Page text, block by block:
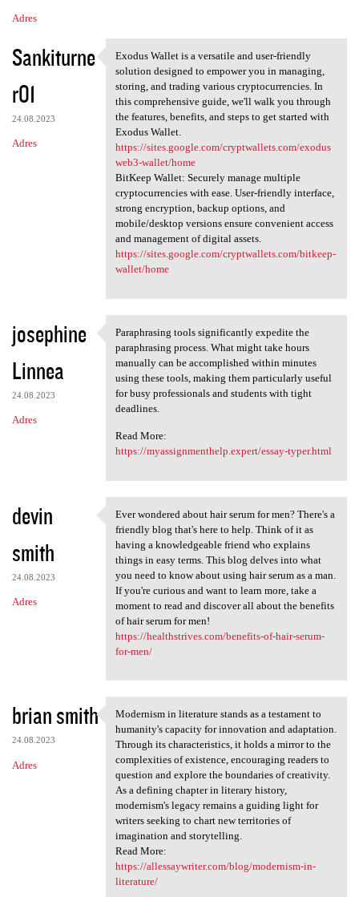
Adres
Sankiturne
r01
24.08.2023
Adres
Exodus Wallet is a versatile
Exodus Wallet is a versatile and user-friendly
solution designed to empower you in managing,
storing, and trading various cryptocurrencies. In
this comprehensive guide, we'll walk you through
the features, benefits, and steps to get started with
Exodus Wallet.
https://sites.google.com/cryptwallets.com/exodus
web3-wallet/home
BitKeep Wallet: Securely manage multiple
cryptocurrencies with ease. User-friendly interface,
strong encryption, backup options, and
mobile/desktop versions ensure convenient access
and management of digital assets.
https://sites.google.com/cryptwallets.com/bitkeep-
wallet/home
josephine
Linnea
24.08.2023
Adres
Paraphrasing tools
Paraphrasing tools significantly expedite the
paraphrasing process. What might take hours
manually can be accomplished within minutes
using these tools, making them particularly useful
for busy professionals and students with tight
deadlines.
Read More:
https://myassignmenthelp.expert/essay-typer.html
devin
smith
24.08.2023
Adres
Ever wondered about hair
Ever wondered about hair serum for men? There's a
friendly blog that's here to help. Think of it as
having a knowledgeable friend who explains
things in easy terms. This blog delves into what
you need to know about using hair serum as a man.
If you're curious and want to learn more, take a
moment to read and discover all about the benefits
of hair serum for men!
https://healthstrives.com/benefits-of-hair-serum-
for-men/
brian smith
24.08.2023
Adres
Modernism in literature
Modernism in literature stands as a testament to
humanity's capacity for innovation and adaptation.
Through its characteristics, it holds a mirror to the
complexities of existence, encouraging readers to
question and explore the boundaries of creativity.
As a defining chapter in literary history,
modernism's legacy remains a guiding light for
writers seeking to chart new territories of
imagination and storytelling.
Read More:
https://allessaywriter.com/blog/modernism-in-
literature/